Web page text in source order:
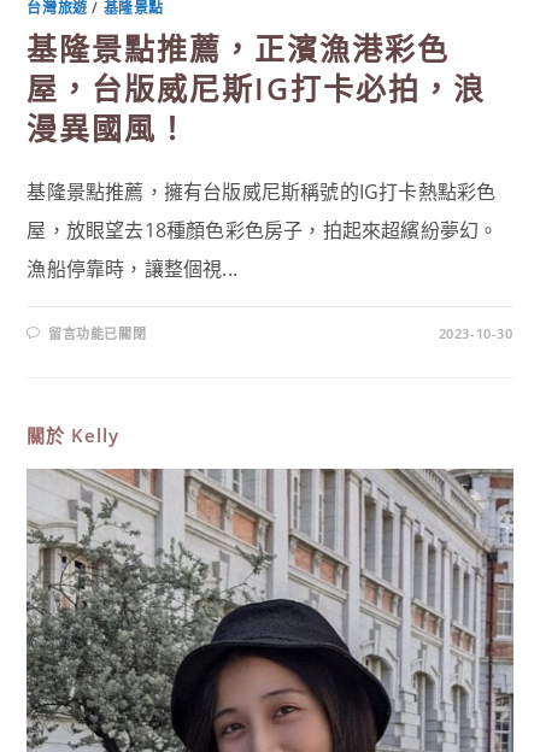
台灣旅遊/ 基隆景點
基隆景點推薦，正濱漁港彩色
屋，台版威尼斯IG打卡必拍，浪
漫異國風！
基隆景點推薦，擁有台版威尼斯稱號的IG打卡熱點彩色
屋，放眼望去18種顏色彩色房子，拍起來超繽紛夢幻。
漁船停靠時，讓整個視...
在
〈基
薦，
正
漁
彩
色
屋，
台
版
威
尼
斯
IG
打
卡
必
拍，
浪
漫
異
留言功能已關閉 2023-10-30
關於 Kelly